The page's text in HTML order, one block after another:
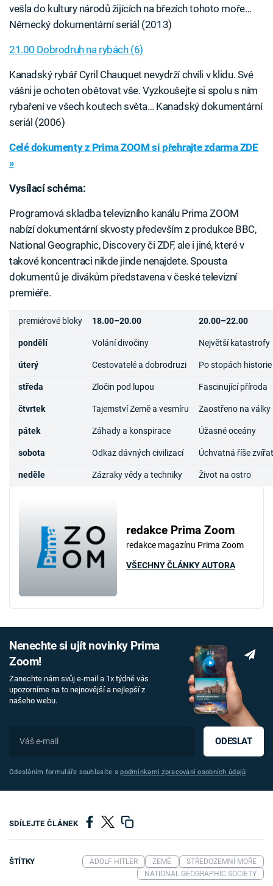
vešla do kultury národů žijících na březích tohoto moře…
Německý dokumentární seriál (2013)
21.00 Dobrodruh na rybách (6)
Kanadský rybář Cyril Chauquet nevydrží chvíli v klidu. Své
vášni je ochoten obětovat vše. Vyzkoušejte si spolu s ním
rybaření ve všech koutech světa… Kanadský dokumentární
seriál (2006)
Celé dokumenty z Prima ZOOM si přehrajte zdarma ZDE
»
Vysílací schéma:
Programová skladba televizního kanálu Prima ZOOM
nabízí dokumentární skvosty především z produkce BBC,
National Geographic, Discovery či ZDF, ale i jiné, které v
takové koncentraci nikde jinde nenajdete. Spousta
dokumentů je divákům představena v české televizní
premiéře.
premiérové bloky 18.00–20.00 20.00–22.00
pondělí Volání divočiny Největší katastrofy
úterý Cestovatelé a dobrodruzi Po stopách historie
středa Zločin pod lupou Fascinující příroda
čtvrtek Tajemství Země a vesmíru Zaostřeno na války
pátek Záhady a konspirace Úžasné oceány
sobota Odkaz dávných civilizací Úchvatná říše zvířat
neděle Zázraky vědy a techniky Život na ostro
redakce Prima Zoom
redakce magazínu Prima Zoom
VŠECHNY ČLÁNKY AUTORA
Nenechte si ujít novinky Prima
Zoom!
Zanechte nám svůj e-mail a 1x týdně vás
upozorníme na to nejnovější a nejlepší z
našeho webu.
ODESLAT
Odesláním formuláře souhlasíte spodmínkami zpracování osobních údajů
SDÍLEJTE ČLÁNEK
ŠTÍTKY ADOLF HITLER ZEMĚ
STŘEDOZEMNÍ MOŘE
NATIONAL GEOGRAPHIC SOCIETY